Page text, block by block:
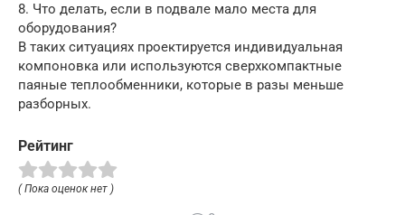
8. Что делать, если в подвале мало места для
оборудования?
В таких ситуациях проектируется индивидуальная
компоновка или используются сверхкомпактные
паяные теплообменники, которые в разы меньше
разборных.
Рейтинг
( Пока оценок нет )